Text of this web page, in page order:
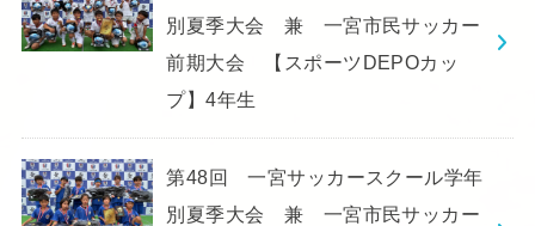
別夏季大会 兼 一宮市民サッカー
前期大会 【スポーツDEPOカッ
プ】4年生
第48回 一宮サッカースクール学年
別夏季大会 兼 一宮市民サッカー